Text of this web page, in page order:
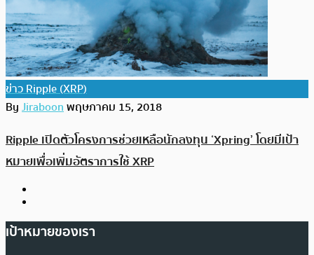
ข่าว Ripple (XRP)
ByJiraboonพฤษภาคม 15, 2018
Ripple เปิดตัวโครงการช่วยเหลือนักลงทุน ‘Xpring’ โดยมีเป้า
หมายเพื่อเพิ่มอัตราการใช้ XRP
เป้าหมายของเรา